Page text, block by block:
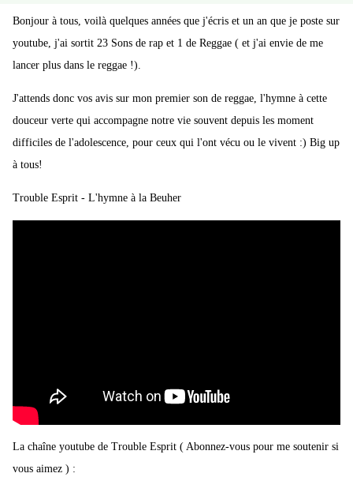
Bonjour à tous, voilà quelques années que j'écris et un an que je poste sur
youtube, j'ai sortit 23 Sons de rap et 1 de Reggae ( et j'ai envie de me
lancer plus dans le reggae !).
J'attends donc vos avis sur mon premier son de reggae, l'hymne à cette
douceur verte qui accompagne notre vie souvent depuis les moment
difficiles de l'adolescence, pour ceux qui l'ont vécu ou le vivent :) Big up
à tous!
Trouble Esprit - L'hymne à la Beuher
La chaîne youtube de Trouble Esprit ( Abonnez-vous pour me soutenir si
vous aimez ) :